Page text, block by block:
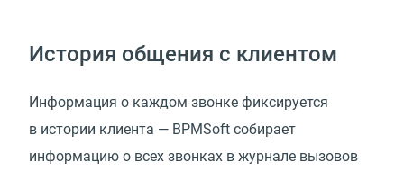
История общения с клиентом
Информация о каждом звонке фиксируется
в истории клиента — BPMSoft собирает
информацию о всех звонках в журнале вызовов